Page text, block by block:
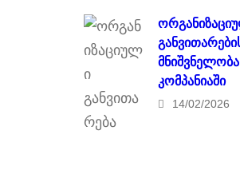
მნიშვნელობა
კომპანიაში
14/02/2026